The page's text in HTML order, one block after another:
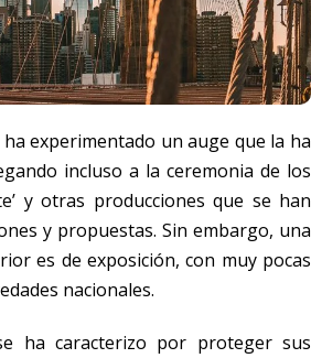
experimentado un auge que la ha
incluso a la ceremonia de los
y otras producciones que se han
y propuestas. Sin embargo, una
es de exposición, con muy pocas
nacionales.
ha caracterizo por proteger sus